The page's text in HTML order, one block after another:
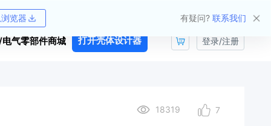
览器 有疑问? 联系我们
气零部件商城 打开壳体设计器 登录/注册
18319 7